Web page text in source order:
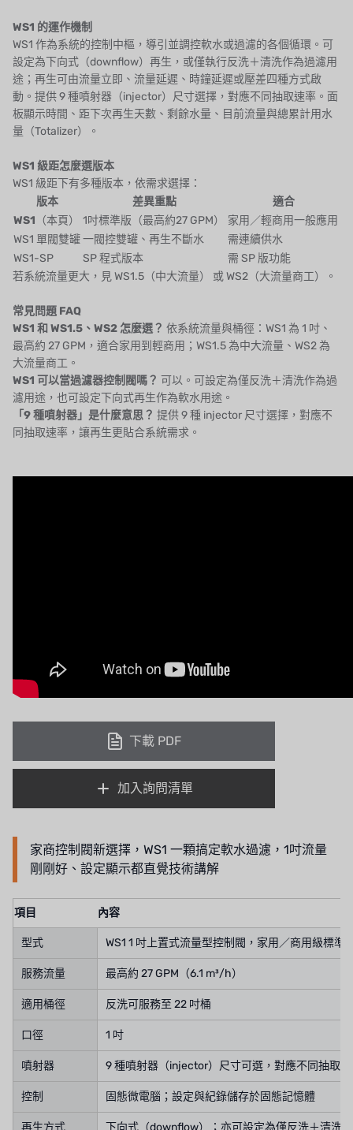
HONEYWELL
AZBIL (YAMATAKE)
OLTREMARE
NIPCON
TROCHOID
國產
EGO
KATO
ATS
JACOBI
ETATRON
WAVE CYBER
WS1 的運作機制
WS1 作為系統的控制中樞，導引並調控軟水或過濾的各個循環。可
設定為下向式（downflow）再生，或僅執行反洗＋清洗作為過濾用
途；再生可由流量立即、流量延遲、時鐘延遲或壓差四種方式啟
動。提供 9 種噴射器（injector）尺寸選擇，對應不同抽取速率。面
板顯示時間、距下次再生天數、剩餘水量、目前流量與總累計用水
量（Totalizer）。
WS1 級距怎麼選版本
WS1 級距下有多種版本，依需求選擇：
版本
差異重點
適合
WS1 （本頁） 1吋標準版（最高約27 GPM）
家用／輕商用一般應用
WS1 單閥雙罐一閥控雙罐、再生不斷水
需連續供水
WS1-SP
SP 程式版本
需 SP 版功能
若系統流量更大，見WS1.5（中大流量） 或WS2（大流量商工） 。
常見問題 FAQ
WS1 和 WS1.5、WS2 怎麼選？ 依系統流量與桶徑：WS1 為 1 吋、
最高約 27 GPM，適合家用到輕商用；WS1.5 為中大流量、WS2 為
大流量商工。
WS1 可以當過濾器控制閥嗎？ 可以。可設定為僅反洗＋清洗作為過
濾用途，也可設定下向式再生作為軟水用途。
「9 種噴射器」是什麼意思？ 提供 9 種 injector 尺寸選擇，對應不
同抽取速率，讓再生更貼合系統需求。
下載 PDF
加入詢問清單
家商控制閥新選擇，WS1 一顆搞定軟水過濾，1吋流量
剛剛好、設定顯示都直覺技術講解
項目 內容
型式 WS1 1 吋上置式流量型控制閥，家用／商用級標準
服務流量 最高約 27 GPM（6.1 m³/h）
適用桶徑 反洗可服務至 22 吋桶
口徑 1 吋
噴射器 9 種噴射器（injector）尺寸可選，對應不同抽取
控制 固態微電腦；設定與紀錄儲存於固態記憶體
再生方式 下向式（downflow）；亦可設定為僅反洗＋清洗